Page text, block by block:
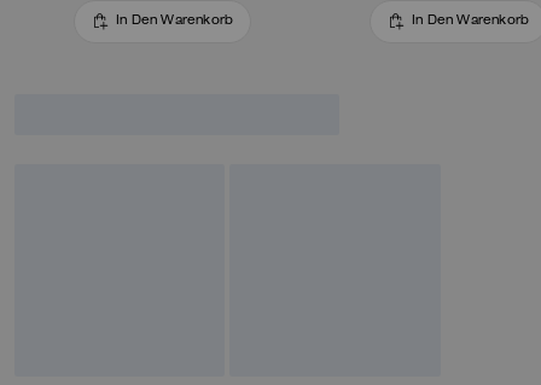
In Den Warenkorb In Den Warenkorb